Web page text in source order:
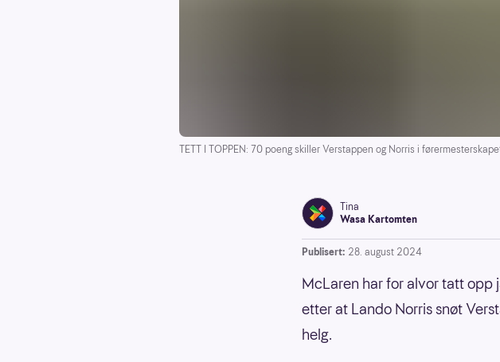
TETT I TOPPEN: 70 poeng skiller Verstappen og Norris i
Tina
Wasa Kartomten
Publisert: 28. august 2024
McLaren har for alvor tatt opp
etter at Lando Norris snøt
helg.